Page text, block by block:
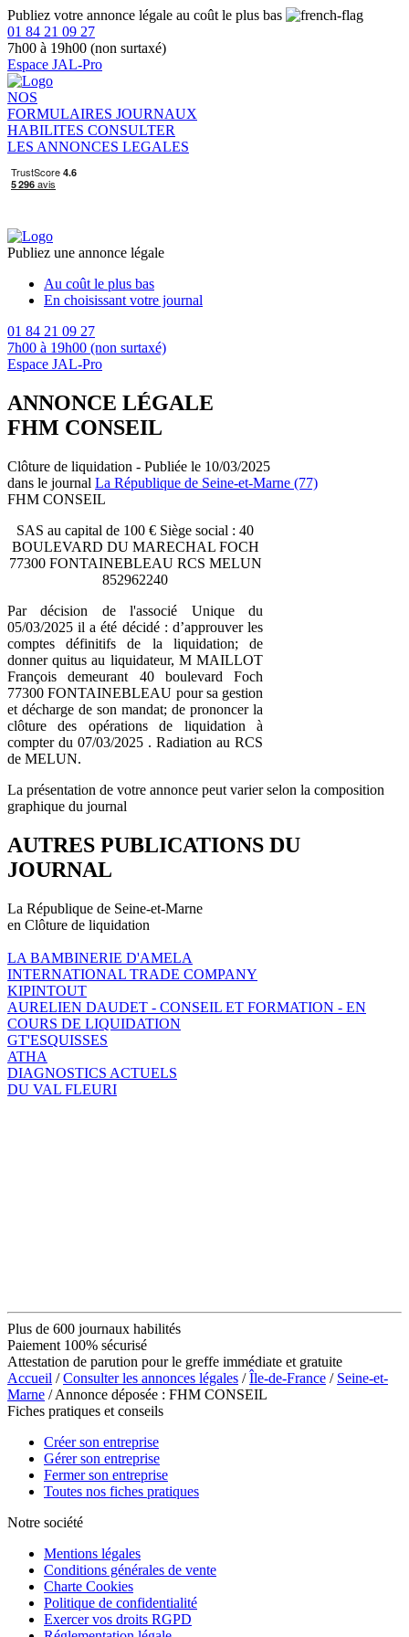
Publiez votre annonce légale au coût le plus bas
01 84 21 09 27
7h00 à 19h00 (non surtaxé)
Espace JAL-Pro
NOS
FORMULAIRES JOURNAUX
HABILITES CONSULTER
LES ANNONCES LEGALES
Publiez une annonce légale
Au coût le plus bas
En choisissant votre journal
01 84 21 09 27
7h00 à 19h00 (non surtaxé)
Espace JAL-Pro
ANNONCE LÉGALE
FHM CONSEIL
Clôture de liquidation - Publiée le 10/03/2025
dans le journal La République de Seine-et-Marne (77)
FHM CONSEIL
SAS au capital de 100 € Siège social : 40
BOULEVARD DU MARECHAL FOCH
77300 FONTAINEBLEAU RCS MELUN
852962240
Par décision de l'associé Unique du
05/03/2025 il a été décidé : d’approuver les
comptes définitifs de la liquidation; de
donner quitus au liquidateur, M MAILLOT
François demeurant 40 boulevard Foch
77300 FONTAINEBLEAU pour sa gestion
et décharge de son mandat; de prononcer la
clôture des opérations de liquidation à
compter du 07/03/2025 . Radiation au RCS
de MELUN.
La présentation de votre annonce peut varier selon la composition
graphique du journal
AUTRES PUBLICATIONS DU
JOURNAL
La République de Seine-et-Marne
en Clôture de liquidation
LA BAMBINERIE D'AMELA
INTERNATIONAL TRADE COMPANY
KIPINTOUT
AURELIEN DAUDET - CONSEIL ET FORMATION - EN
COURS DE LIQUIDATION
GT'ESQUISSES
ATHA
DIAGNOSTICS ACTUELS
DU VAL FLEURI
Plus de 600 journaux habilités
Paiement 100% sécurisé
Attestation de parution pour le greffe immédiate et gratuite
Accueil /Consulter les annonces légales /Île-de-France / Seine-et-
Marne / Annonce déposée : FHM CONSEIL
Fiches pratiques et conseils
Créer son entreprise
Gérer son entreprise
Fermer son entreprise
Toutes nos fiches pratiques
Notre société
Mentions légales
Conditions générales de vente
Charte Cookies
Politique de confidentialité
Exercer vos droits RGPD